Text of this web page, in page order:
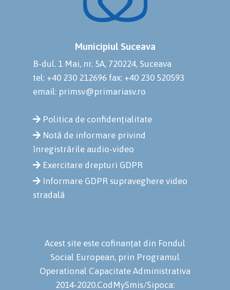
Municipiul Suceava
B-dul. 1 Mai, nr. 5A, 720224, Suceava
tel: +40 230 212696 fax: +40 230 520593
email: primsv@primariasv.ro
Politica de confidențialitate
Notă de informare privind
înregistrările audio-video
Exercitare drepturi GDPR
Informare GDPR supraveghere video
stradală
Acest site este cofinanțat din Fondul
Social European, prin Programul
Operational Capacitate Administrativa
2014-2020.CodMySmis/Sipoca: